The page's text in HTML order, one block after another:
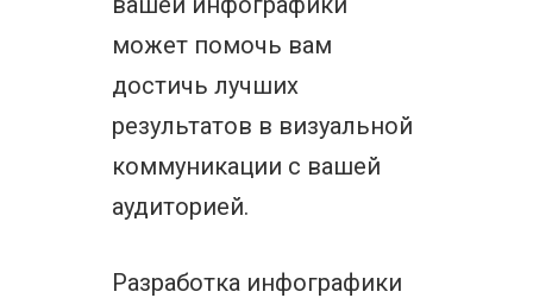
может помочь вам
достичь лучших
результатов в визуальной
коммуникации с вашей
аудиторией.
Разработка инфографики